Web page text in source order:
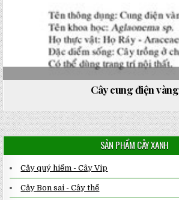
Cây cung điện vàng
SẢN PHẨM CÂY XANH
Cây quý hiếm - Cây Vip
Cây Bon sai - Cây thế